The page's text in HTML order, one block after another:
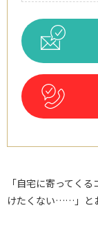
「自宅に寄ってく
けたくない……」と